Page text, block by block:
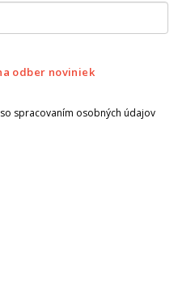
odber noviniek
spracovaním osobných údajov